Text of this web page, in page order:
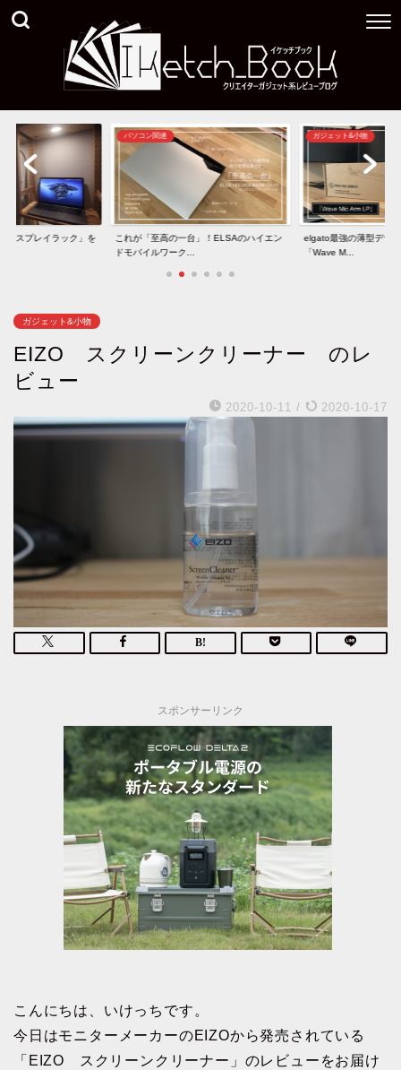
ィスプレイラック」を
パソコン関連
これが「至高の一台」！ELSAのハイエン
ドモバイルワーク...
ガジェット&小物
elgato最強の薄型デザ
「Wave M...
ガジェット&小物
EIZO スクリーンクリーナー のレ
ビュー
2020-10-11 / 2020-10-17
スポンサーリンク
こんにちは、いけっちです。
今日はモニターメーカーのEIZOから発売されている
「EIZO スクリーンクリーナー」のレビューをお届け